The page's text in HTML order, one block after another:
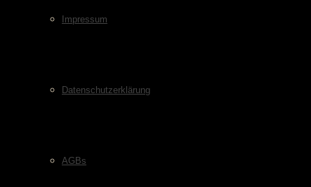
Impressum
Datenschutzerklärung
AGBs